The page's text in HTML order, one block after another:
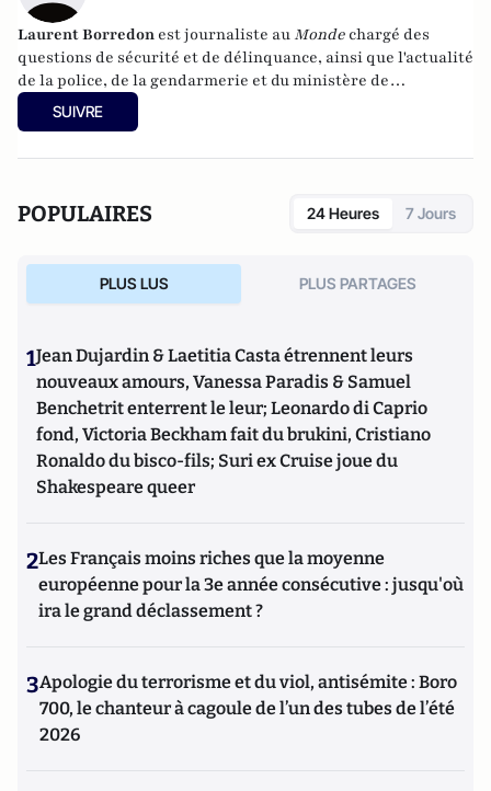
Laurent Borredon est journaliste au Monde chargé des
questions de sécurité et de délinquance, ainsi que l'actualité
de la police, de la gendarmerie et du ministère de
l'Intérieur. Il est le co-auteur avec David Revault d'Allonnes
deValls, à l'intérieur
SUIVRE
POPULAIRES 24 Heures 7 Jours
PLUS LUS PLUS PARTAGES
1Jean Dujardin & Laetitia Casta étrennent leurs
nouveaux amours, Vanessa Paradis & Samuel
Benchetrit enterrent le leur; Leonardo di Caprio
fond, Victoria Beckham fait du brukini, Cristiano
Ronaldo du bisco-fils; Suri ex Cruise joue du
Shakespeare queer
2Les Français moins riches que la moyenne
européenne pour la 3e année consécutive : jusqu'où
ira le grand déclassement ?
3Apologie du terrorisme et du viol, antisémite : Boro
700, le chanteur à cagoule de l’un des tubes de l’été
2026